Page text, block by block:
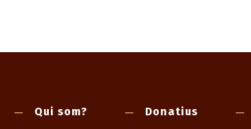
Qui som? Donatius